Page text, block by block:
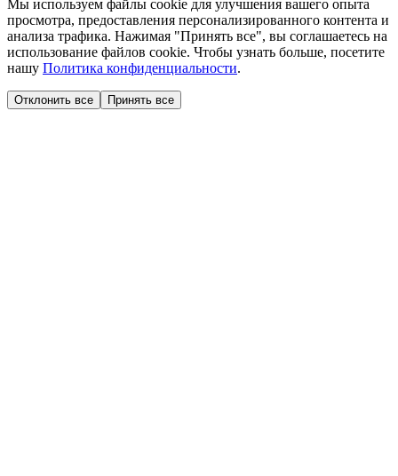
Мы используем файлы cookie для улучшения вашего опыта
просмотра, предоставления персонализированного контента и
анализа трафика. Нажимая "Принять все", вы соглашаетесь на
использование файлов cookie. Чтобы узнать больше, посетите
нашу Политика конфиденциальности.
Отклонить все Принять все